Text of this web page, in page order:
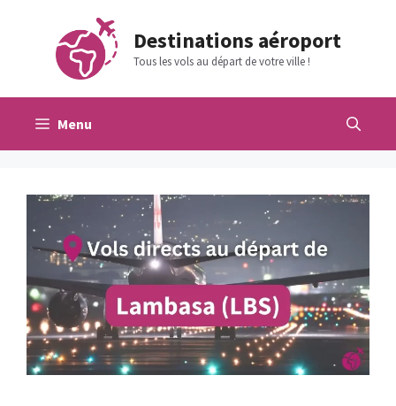
contenu
Destinations aéroport
Tous les vols au départ de votre ville !
Menu